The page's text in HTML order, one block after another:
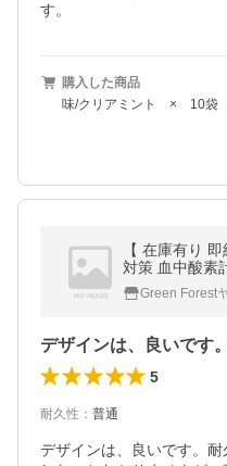
す。
購入した商品
味/クリアミント × 10袋
【 在庫有り
対策 血中酸素計 血中酸素濃度計 脈拍 呼
測定器 心拍計 家庭用 介護 日
日本国内発送
Green Forest
5
耐久性 ： 普通
デザインは、良いです。